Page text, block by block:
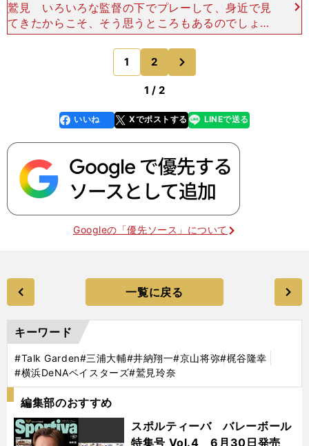
鷲見 いろいろな監督の下でプレーして、身近で見
てきたからこそ、そう思うところもあるのでしょう
ね。三浦監督は現役を引退して球団のスペシャルア
ドバイザーを２年間、2018年は一軍投手コーチ、
そして昨年はフ
1 2
1 / 2
faceboo
k
いいね Xでポストする
line LINEで送る
Googleの「優先ソース」について
一覧に戻る
キーワード
#Talk Garden#三浦大輔#井納翔一#京山将弥#梶谷隆幸
#横浜DeNAベイスターズ#鷲見玲奈
編集部のおすすめ
スポルティーバ バレーボール
特集号 Vol.4 6月30日発売